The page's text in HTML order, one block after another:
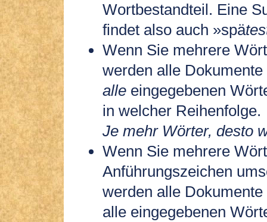
Wortbestandteil. Eine
findet also auch »spä
Wenn Sie mehrere
werden alle
alle eingegebenen
in welcher Reihenfolge.
Je mehr Wörter, desto
Wenn Sie mehrere
Anführungszeichen
werden alle
alle eingegebenen